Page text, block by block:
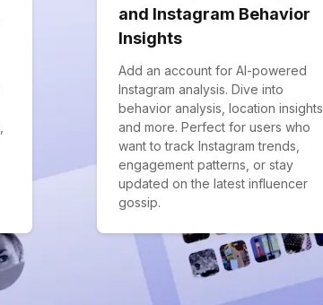
and Instagram Behavior
Insights
Add an account for AI-powered
Instagram analysis. Dive into
behavior analysis, location insights,
and more. Perfect for users who
want to track Instagram trends,
engagement patterns, or stay
updated on the latest influencer
gossip.